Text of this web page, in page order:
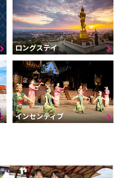
ロングステイ
インセンティブ